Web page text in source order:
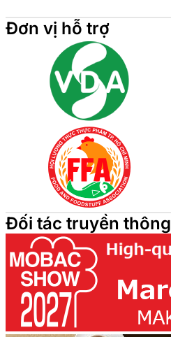
Đơn vị hỗ trợ
Đối tác truyền thông